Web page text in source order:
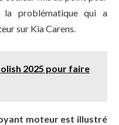
la problématique qui a
sur Kia Carens.
2025 pour faire
moteur est illustré